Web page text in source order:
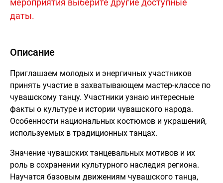
мероприятия выберите другие доступные
даты.
Описание
Приглашаем молодых и энергичных участников
принять участие в захватывающем мастер-классе по
чувашскому танцу. Участники узнаю интересные
факты о культуре и истории чувашского народа.
Особенности национальных костюмов и украшений,
используемых в традиционных танцах.
Значение чувашских танцевальных мотивов и их
роль в сохранении культурного наследия региона.
Научатся базовым движениям чувашского танца,